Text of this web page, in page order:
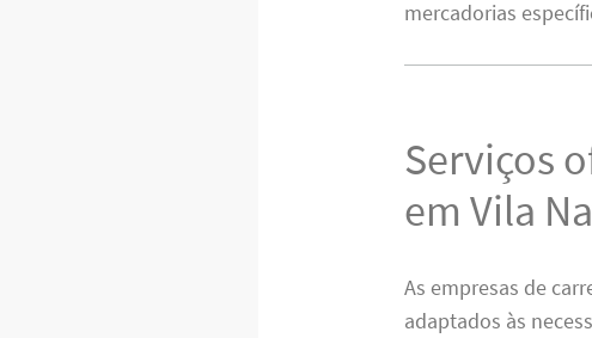
mercadorias
Serviços
em Vila
As empresas de
adaptados às